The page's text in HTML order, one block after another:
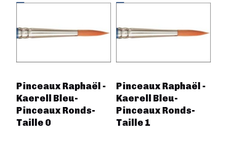
Pinceaux Raphaël -
Kaerell Bleu-
Pinceaux Ronds-
Taille 0
Pinceaux Raphaël -
Kaerell Bleu-
Pinceaux Ronds-
Taille 1